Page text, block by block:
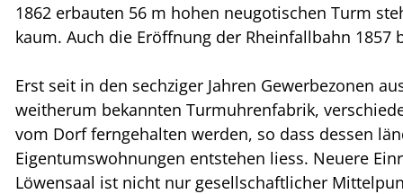
1862 erbauten 56 m hohen neugotischen Turm
kaum. Auch die Eröffnung der Rheinfallbahn
Erst seit in den sechziger Jahren Gewerbezonen
weitherum bekannten Turmuhrenfabrik,
vom Dorf ferngehalten werden, so dass dessen
Eigentumswohnungen entstehen liess. Neuere
Löwensaal ist nicht nur gesellschaftlicher